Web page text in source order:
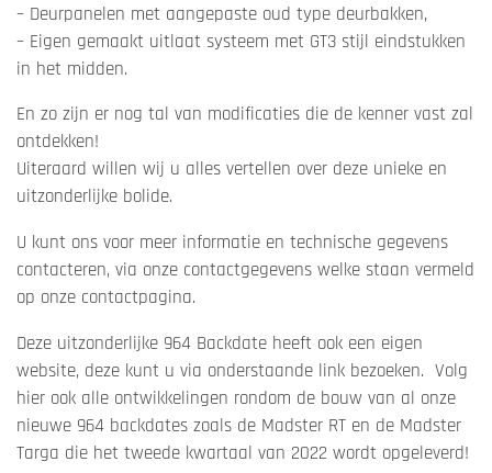
– Deurpanelen met aangepaste oud type deurbakken,
– Eigen gemaakt uitlaat systeem met GT3 stijl eindstukken
in het midden.
En zo zijn er nog tal van modificaties die de kenner vast zal
ontdekken!
Uiteraard willen wij u alles vertellen over deze unieke en
uitzonderlijke bolide.
U kunt ons voor meer informatie en technische gegevens
contacteren, via onze contactgegevens welke staan vermeld
op onze contactpagina.
Deze uitzonderlijke 964 Backdate heeft ook een eigen
website, deze kunt u via onderstaande link bezoeken. Volg
hier ook alle ontwikkelingen rondom de bouw van al onze
nieuwe 964 backdates zoals de Madster RT en de Madster
Targa die het tweede kwartaal van 2022 wordt opgeleverd!